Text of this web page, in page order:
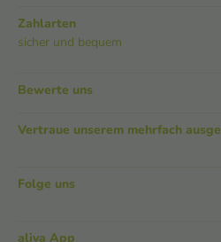
Zahlarten
sicher und bequem
Bewerte uns
Vertraue unserem mehrfach
Folge uns
aliva App